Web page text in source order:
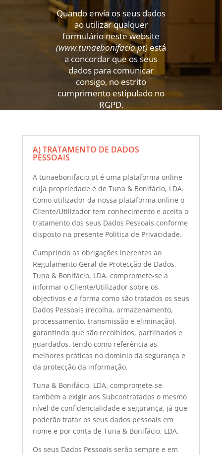
Quando envia os seus dados
ao utilizar qualquer
formulário neste website
(www.tunaebonifacio.pt) está
a concordar que os seus
dados para comunicar
consigo, no estrito
cumprimento estipulado no
RGPD.
A) TRATAMENTO DE DADOS
PESSOAIS
A tunaebonifacio.pt é uma plataforma online
cuja propriedade é de Tuna & Bonifácio, LDA.
Como utilizador da nossa plataforma online o
Cliente/Utilizador tem conhecimento e aceita o
tratamento dos seus Dados Pessoais conforme
disposto na presente Politica de Privacidade.
Cumprindo as obrigações inerentes ao
Regulamento Geral de Protecção de Dados,
Tuna & Bonifácio, LDA. compromete-se a
informar o Cliente/Utilizador sobre os
objectivos e a forma como são tratados os seus
Dados Pessoais (recolha, armazenamento,
processamento, transmissão e eliminação),
garantindo que são recolhidos, partilhados e
guardados, tendo como referência as
melhores práticas no domínio da segurança e
da protecção da informação.
Tuna & Bonifácio, LDA. compromete-se
também a exigir aos Subcontratados o mesmo
nível de confidencialidade e segurança, já que
poderão tratar os seus dados pessoais em
nome e por conta de Tuna & Bonifácio, LDA.
Os seus Dados Pessoais serão sempre e em